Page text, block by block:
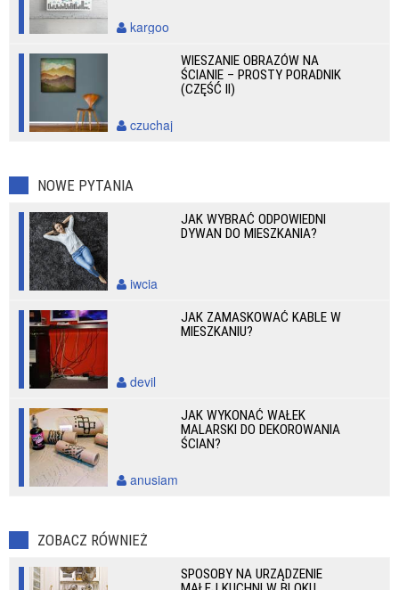
kargoo
WIESZANIE OBRAZÓW NA
ŚCIANIE – PROSTY PORADNIK
(CZĘŚĆ II)
czuchaj
NOWE PYTANIA
JAK WYBRAĆ ODPOWIEDNI
DYWAN DO MIESZKANIA?
iwcia
JAK ZAMASKOWAĆ KABLE W
MIESZKANIU?
devil
JAK WYKONAĆ WAŁEK
MALARSKI DO DEKOROWANIA
ŚCIAN?
anusiam
ZOBACZ RÓWNIEŻ
SPOSOBY NA URZĄDZENIE